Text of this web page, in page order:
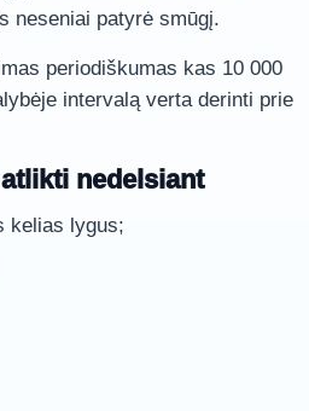
neseniai patyrė smūgį.
periodiškumas kas 10 000
intervalą verta derinti prie
nedelsiant
kelias lygus;